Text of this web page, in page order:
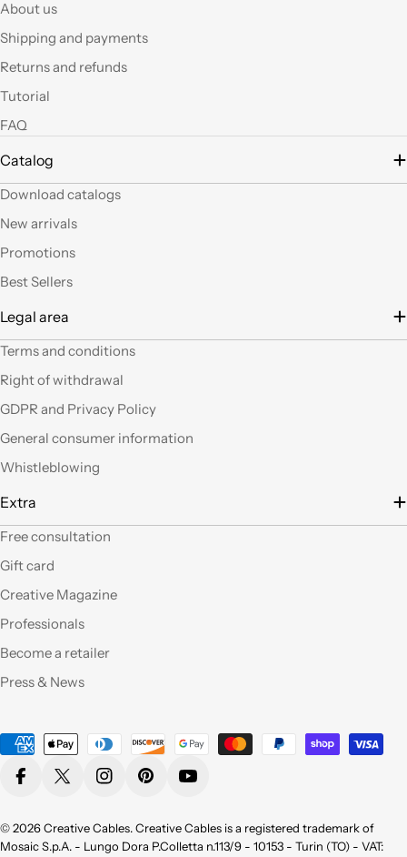
visitare il nuovo
vuote.Bravi contenute
pienamente
soddisfatta sia per la
qualità appunto ma
Consigliatissimo !
Grazie!
About us
Shipping and payments
Returns and refunds
Tutorial
FAQ
Catalog
Download catalogs
New arrivals
Promotions
Best Sellers
Legal area
Terms and conditions
Right of withdrawal
GDPR and Privacy Policy
General consumer information
Whistleblowing
Extra
Free consultation
Gift card
Creative Magazine
Professionals
Become a retailer
Press & News
Payment
methods
FacebookX (Twitter)InstagramPinterestYouTube
© 2026Creative Cables. Creative Cables is a registered trademark of
Mosaic S.p.A. - Lungo Dora P.Colletta n.113/9 - 10153 - Turin (TO) - VAT: